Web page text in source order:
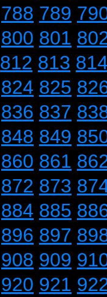
788 789
800 801
812 813
824 825
836 837
848 849
860 861
872 873
884 885
896 897
908 909
920 921